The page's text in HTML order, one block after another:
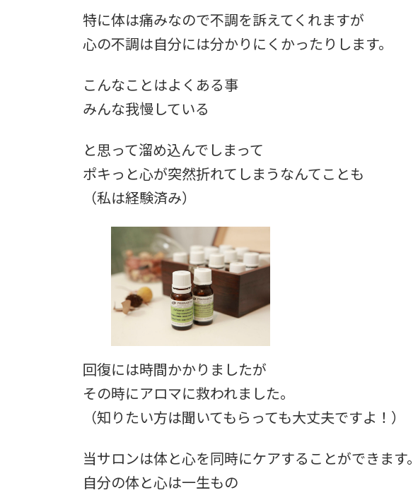
特に体は痛みなので不調を訴えてくれますが
心の不調は自分には分かりにくかったりします。
こんなことはよくある事
みんな我慢している
と思って溜め込んでしまって
ポキっと心が突然折れてしまうなんてことも
（私は経験済み）
回復には時間かかりましたが
その時にアロマに救われました。
（知りたい方は聞いてもらっても大丈夫ですよ！）
当サロンは体と心を同時にケアすることができます。
自分の体と心は一生もの